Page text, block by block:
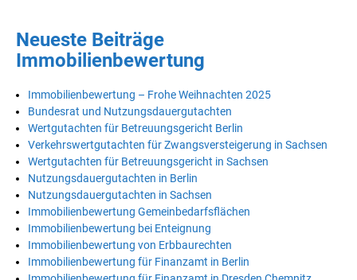
Neueste Beiträge
Immobilienbewertung
Immobilienbewertung – Frohe Weihnachten 2025
Bundesrat und Nutzungsdauergutachten
Wertgutachten für Betreuungsgericht Berlin
Verkehrswertgutachten für Zwangsversteigerung in Sachsen
Wertgutachten für Betreuungsgericht in Sachsen
Nutzungsdauergutachten in Berlin
Nutzungsdauergutachten in Sachsen
Immobilienbewertung Gemeinbedarfsflächen
Immobilienbewertung bei Enteignung
Immobilienbewertung von Erbbaurechten
Immobilienbewertung für Finanzamt in Berlin